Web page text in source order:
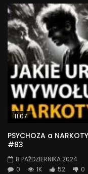
11:07
PSYCHOZA a
#83
8 PAŹDZIERNIKA 2024
0
1K 52 0